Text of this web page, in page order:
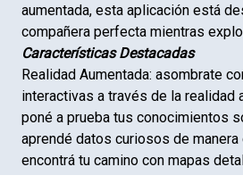
aumentada, esta aplicación está
compañera perfecta mientras
Características Destacadas
Realidad Aumentada: asombrate
interactivas a través de la realidad
poné a prueba tus conocimientos
aprendé datos curiosos de manera
encontrá tu camino con mapas